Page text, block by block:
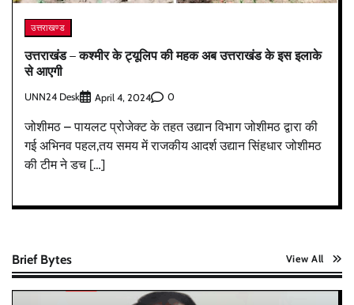
उत्तराखण्ड
उत्तराखंड – कश्मीर के ट्यूलिप की महक अब उत्तराखंड के इस इलाके
से आएगी
UNN24 Desk April 4, 2024 0
जोशीमठ – पायलट प्रोजेक्ट के तहत उद्यान विभाग जोशीमठ द्वारा की
गई अभिनव पहल,तय समय में राजकीय आदर्श उद्यान सिंहधार जोशीमठ
की टीम ने डच […]
Brief Bytes View All